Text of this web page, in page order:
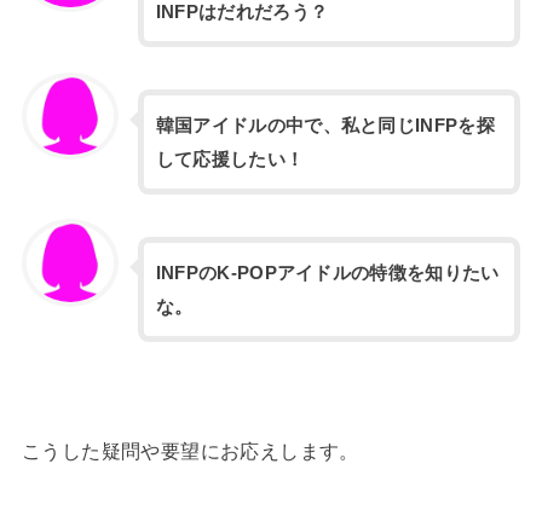
INFPはだれだろう？
韓国アイドルの中で、私と同じINFPを探
して応援したい！
INFPのK-POPアイドルの特徴を知りたい
な。
こうした疑問や要望にお応えします。